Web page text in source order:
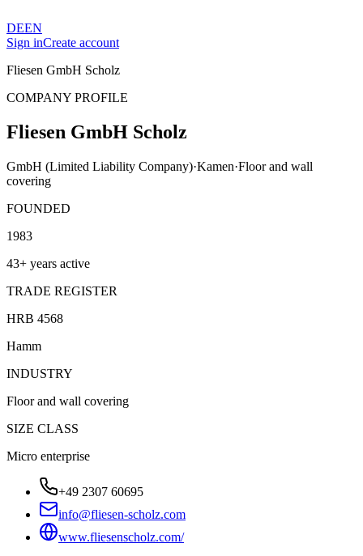
DEEN
Sign inCreate account
Fliesen GmbH Scholz
COMPANY PROFILE
Fliesen GmbH Scholz
GmbH (Limited Liability Company)·Kamen·Floor and wall
covering
FOUNDED
1983
43+ years active
TRADE REGISTER
HRB 4568
Hamm
INDUSTRY
Floor and wall covering
SIZE CLASS
Micro enterprise
+49 2307 60695
info@fliesen-scholz.com
www.fliesenscholz.com/